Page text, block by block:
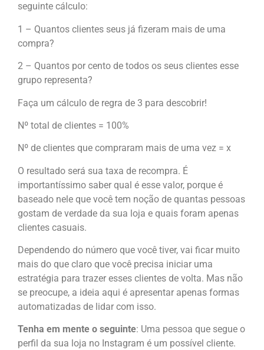
seguinte cálculo:
1 – Quantos clientes seus já fizeram mais de uma
compra?
2 – Quantos por cento de todos os seus clientes esse
grupo representa?
Faça um cálculo de regra de 3 para descobrir!
Nº total de clientes = 100%
Nº de clientes que compraram mais de uma vez = x
O resultado será sua taxa de recompra. É
importantíssimo saber qual é esse valor, porque é
baseado nele que você tem noção de quantas pessoas
gostam de verdade da sua loja e quais foram apenas
clientes casuais.
Dependendo do número que você tiver, vai ficar muito
mais do que claro que você precisa iniciar uma
estratégia para trazer esses clientes de volta. Mas não
se preocupe, a ideia aqui é apresentar apenas formas
automatizadas de lidar com isso.
Tenha em mente o seguinte: Uma pessoa que segue o
perfil da sua loja no Instagram é um possível cliente.